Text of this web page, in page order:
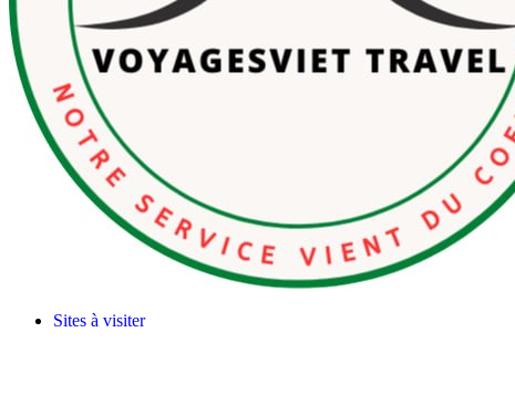
Sites à visiter